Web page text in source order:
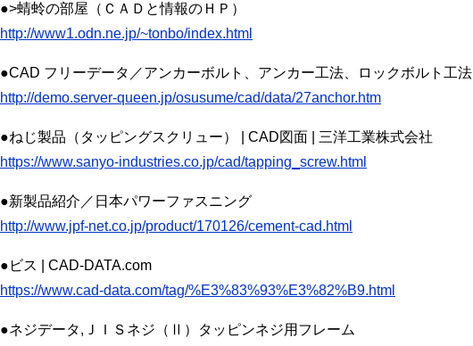
●>蜻蛉の部屋（ＣＡＤと情報のＨＰ）
http://www1.odn.ne.jp/~tonbo/index.html
●CAD フリーデータ／アンカーボルト、アンカー工法、ロックボルト工法
http://demo.server-queen.jp/osusume/cad/data/27anchor.htm
●ねじ製品（タッピングスクリュー） | CAD図面 | 三洋工業株式会社
https://www.sanyo-industries.co.jp/cad/tapping_screw.html
●新製品紹介／日本パワーファスニング
http://www.jpf-net.co.jp/product/170126/cement-cad.html
●ビス | CAD-DATA.com
https://www.cad-data.com/tag/%E3%83%93%E3%82%B9.html
●ネジデータ,ＪＩＳネジ（Ⅱ）タッピンネジ用フレーム